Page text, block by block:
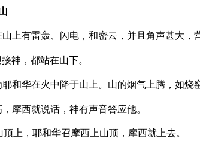
上有雷轰、闪电，和密云，并且角声甚大，
神，都站在山下。
和华在火中降于山上。山的烟气上腾，如烧
摩西就说话，神有声音答应他。
上，耶和华召摩西上山顶，摩西就上去。